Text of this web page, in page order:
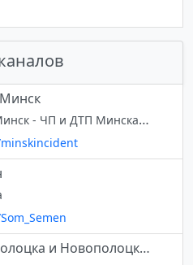
Инцидент Минск - ЧП и ДТП Минска и Беларуси. По всем вопросам обращаться @blsekret
Новости Полоцка и Новополоцка | Саммит+ТВ